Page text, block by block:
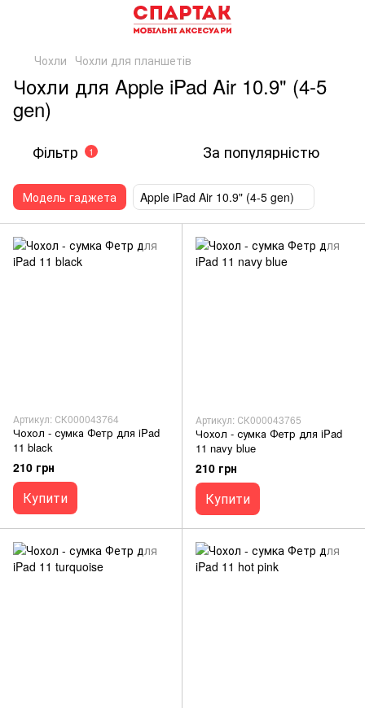
Чохли Чохли для планшетів
Чохли для Apple iPad Air 10.9" (4-5
gen)
Фільтр 1 За популярністю
Модель гаджета Apple iPad Air 10.9" (4-5 gen)
Артикул: СК000043764
Чохол - сумка Фетр для iPad
11 black
210 грн
Купити
Артикул: СК000043765
Чохол - сумка Фетр для iPad
11 navy blue
210 грн
Купити